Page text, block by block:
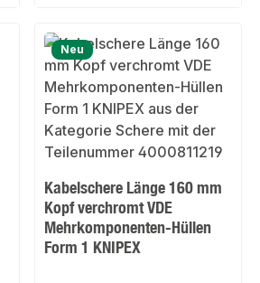
Neu
Kabelschere Länge 160 mm
Kopf verchromt VDE
Mehrkomponenten-Hüllen
Form 1 KNIPEX